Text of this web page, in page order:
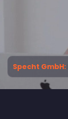
Specht GmbH: